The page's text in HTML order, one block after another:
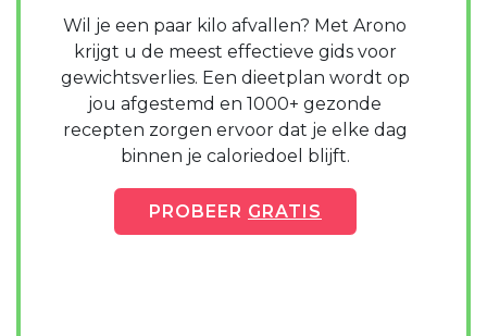
Wil je een paar kilo afvallen? Met Arono
krijgt u de meest effectieve gids voor
gewichtsverlies. Een dieetplan wordt op
jou afgestemd en 1000+ gezonde
recepten zorgen ervoor dat je elke dag
binnen je caloriedoel blijft.
PROBEER GRATIS